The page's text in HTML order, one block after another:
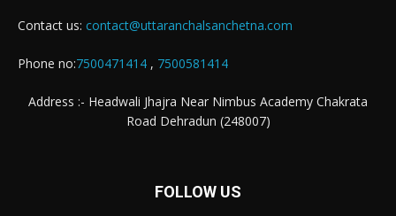
Contact us: contact@uttaranchalsanchetna.com
Phone no:7500471414 , 7500581414
Address :- Headwali Jhajra Near Nimbus Academy Chakrata
Road Dehradun (248007)
FOLLOW US